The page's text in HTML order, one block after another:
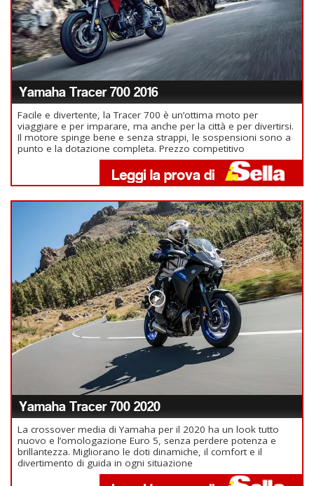
Yamaha Tracer 700 2016
Facile e divertente, la Tracer 700 è un’ottima moto per
viaggiare e per imparare, ma anche per la città e per divertirsi.
Il motore spinge bene e senza strappi, le sospensioni sono a
punto e la dotazione completa. Prezzo competitivo
Yamaha Tracer 700 2020
La crossover media di Yamaha per il 2020 ha un look tutto
nuovo e l’omologazione Euro 5, senza perdere potenza e
brillantezza. Migliorano le doti dinamiche, il comfort e il
divertimento di guida in ogni situazione